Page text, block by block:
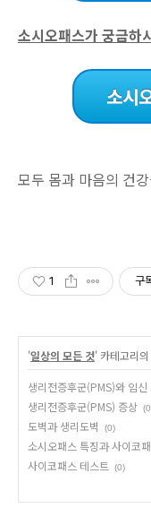
소시오패스가 궁금하
소시
모두 몸과 마음의 건
1 구
'일상의 모든 것' 카테고리
생리전증후군(PMS)와 임
생리전증후군(PMS) 증상
도벽과 생리도벽 (0)
소시오패스 특징과 사이코
사이코패스 테스트 (0)